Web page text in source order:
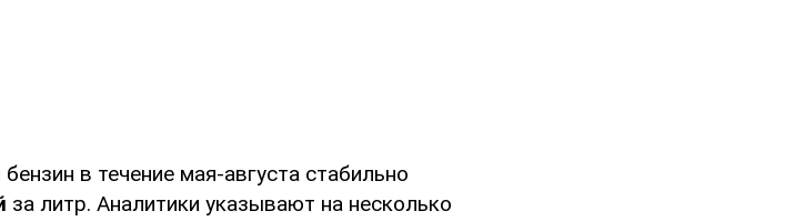
в течение мая-августа стабильно
за литр. Аналитики указывают на несколько